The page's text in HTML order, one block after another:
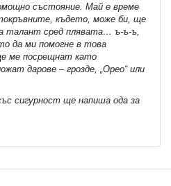
състояние. Май е време
където, може би, ще
талант сред плявата… ъ-ъ-ъ,
да ми помогне в това
ме посрещнат като
дарове – грозде, „Орео“ или
сигурност ще напиша ода за